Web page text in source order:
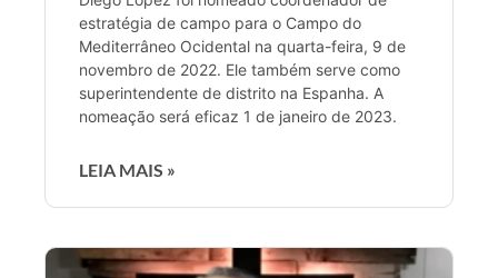
estratégia de campo para o Campo do
Mediterrâneo Ocidental na quarta-feira, 9 de
novembro de 2022. Ele também serve como
superintendente de distrito na Espanha. A
nomeação será eficaz 1 de janeiro de 2023.
LEIA MAIS »